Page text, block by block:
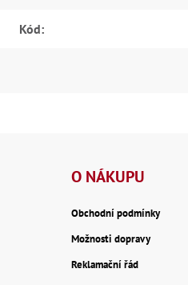
Kód:
O NÁKUPU
Obchodní podmínky
Možnosti dopravy
Reklamační řád